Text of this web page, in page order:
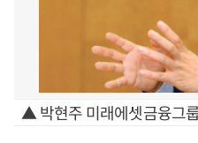
▲ 박현주 미래에셋금융그